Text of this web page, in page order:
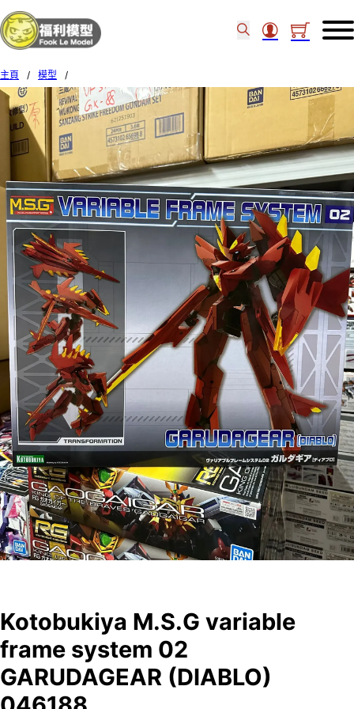
主頁 / 模型
/
Kotobukiya M.S.G variable frame system 02 GARUDAGEAR (DIABLO) 046188
Kotobukiya M.S.G variable
frame system 02
GARUDAGEAR (DIABLO)